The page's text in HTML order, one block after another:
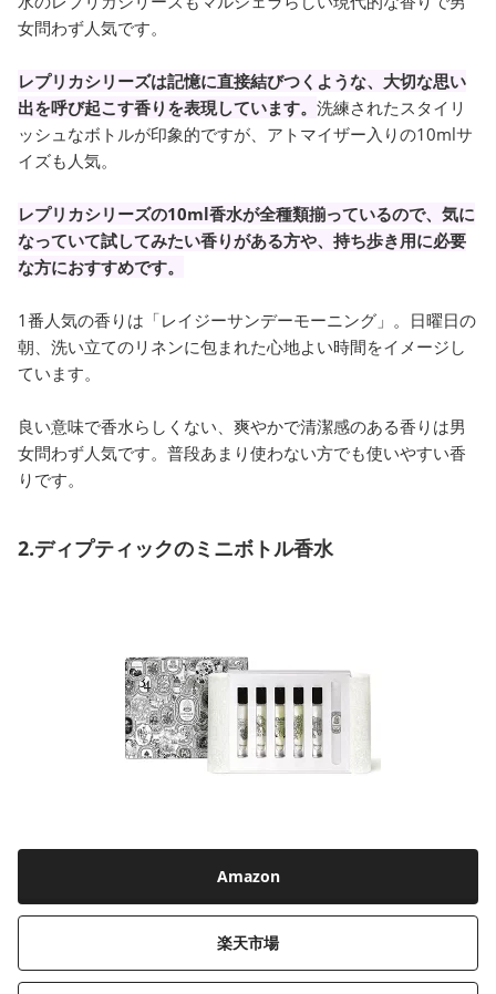
女問わず人気です。
レプリカシリーズは記憶に直接結びつくような、大切な思い
出を呼び起こす香りを表現しています。 洗練されたスタイリ
ッシュなボトルが印象的ですが、アトマイザー入りの10mlサ
イズも人気。
レプリカシリーズの10ml香水が全種類揃っているので、気に
なっていて試してみたい香りがある方や、持ち歩き用に必要
な方におすすめです。
1番人気の香りは「レイジーサンデーモーニング」。日曜日の
朝、洗い立てのリネンに包まれた心地よい時間をイメージし
ています。
良い意味で香水らしくない、爽やかで清潔感のある香りは男
女問わず人気です。普段あまり使わない方でも使いやすい香
りです。
2.ディプティックのミニボトル香水
Amazon
楽天市場